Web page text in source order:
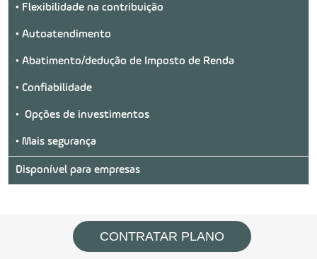
• Flexibilidade na contribuição
• Autoatendimento
• Abatimento/dedução de Imposto de Renda
• Confiabilidade
• Opções de investimentos
• Mais segurança
Disponível para empresas
CONTRATAR PLANO